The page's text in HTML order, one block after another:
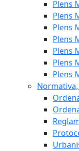
Plens
Plens
Plens
Plens
Plens
Plens
Plens